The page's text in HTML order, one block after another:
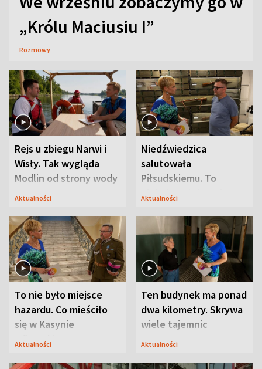
„Królu Maciusiu I”
Rozmowy
Rejs u zbiegu Narwi i
Wisły. Tak wygląda
Modlin od strony wody
Aktualności
Niedźwiedzica
salutowała
Piłsudskiemu. To
niejedyna tajemnica
Aktualności
To nie było miejsce
hazardu. Co mieściło
się w Kasynie
Oficerskim?
Aktualności
Ten budynek ma ponad
dwa kilometry. Skrywa
wiele tajemnic
Aktualności